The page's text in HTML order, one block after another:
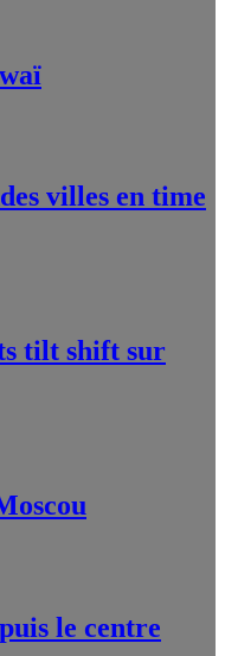
villes en time
tilt shift sur
le centre